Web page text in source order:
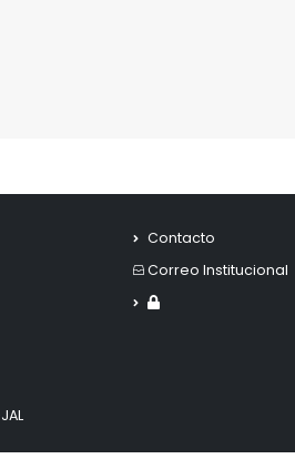
Contacto
Correo Institucional